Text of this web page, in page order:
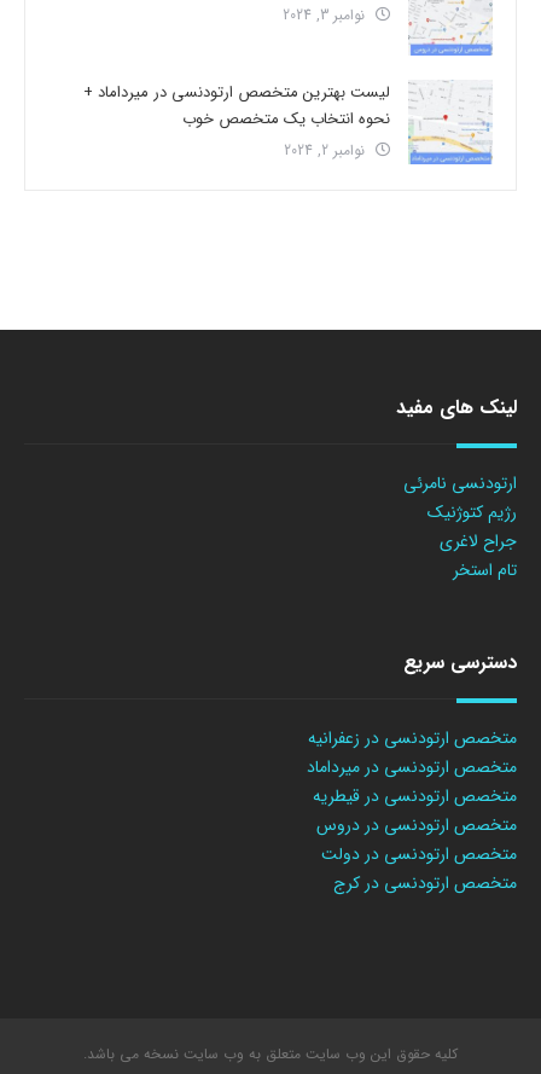
نوامبر 3, 2024
لیست بهترین متخصص ارتودنسی در میرداماد +
نحوه انتخاب یک متخصص خوب
نوامبر 2, 2024
لینک های مفید
ارتودنسی نامرئی
رژیم کتوژنیک
جراح لاغری
تام استخر
دسترسی سریع
متخصص ارتودنسی در زعفرانیه
متخصص ارتودنسی در میرداماد
متخصص ارتودنسی در قیطریه
متخصص ارتودنسی در دروس
متخصص ارتودنسی در دولت
متخصص ارتودنسی در کرج
کلیه حقوق این وب سایت متعلق به وب سایت نسخه می باشد.